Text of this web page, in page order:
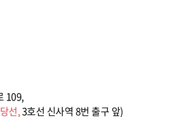
109,
선,3호선 신사역 8번 출구 앞)